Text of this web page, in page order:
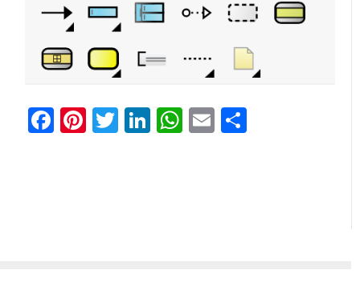
Facebook
Pinterest
Twitter
LinkedIn
WhatsApp
Email